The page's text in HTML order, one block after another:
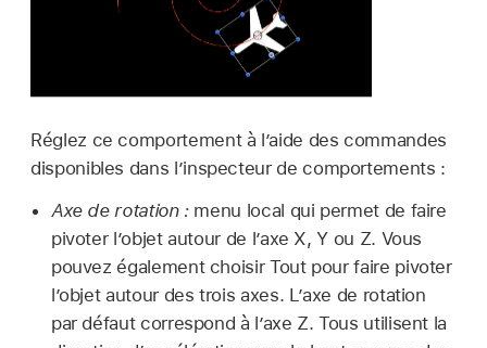
Réglez ce comportement à l’aide des commandes
disponibles dans l’inspecteur de comportements :
Axe de rotation :menu local qui permet de faire
pivoter l’objet autour de l’axe X, Y ou Z. Vous
pouvez également choisir Tout pour faire pivoter
l’objet autour des trois axes. L’axe de rotation
par défaut correspond à l’axe Z. Tous utilisent la